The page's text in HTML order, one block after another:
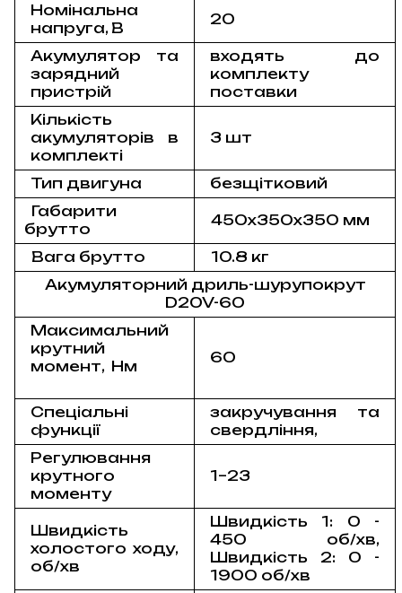
Номінальна
напруга, В
20
Акумулятор та
зарядний
пристрій
входять до
комплекту
поставки
Кількість
акумуляторів в
комплекті
3 шт
Тип двигуна
безщітковий
Габарити
брутто
450х350х350 мм
Вага брутто
10.8 кг
Акумуляторний дриль-шурупокрут
D20V-60
Максимальний
крутний
момент, Нм
60
Спеціальні
функції
закручування та
свердління,
Регулювання
крутного
моменту
1–23
Швидкість
холостого ходу,
об/хв
Швидкість 1: 0 -
450 об/хв,
Швидкість 2: 0 -
1900 об/хв